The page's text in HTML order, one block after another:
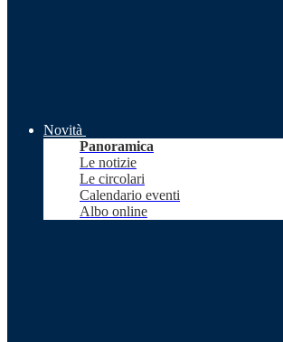
Novità
Panoramica
Le notizie
Le circolari
Calendario eventi
Albo online